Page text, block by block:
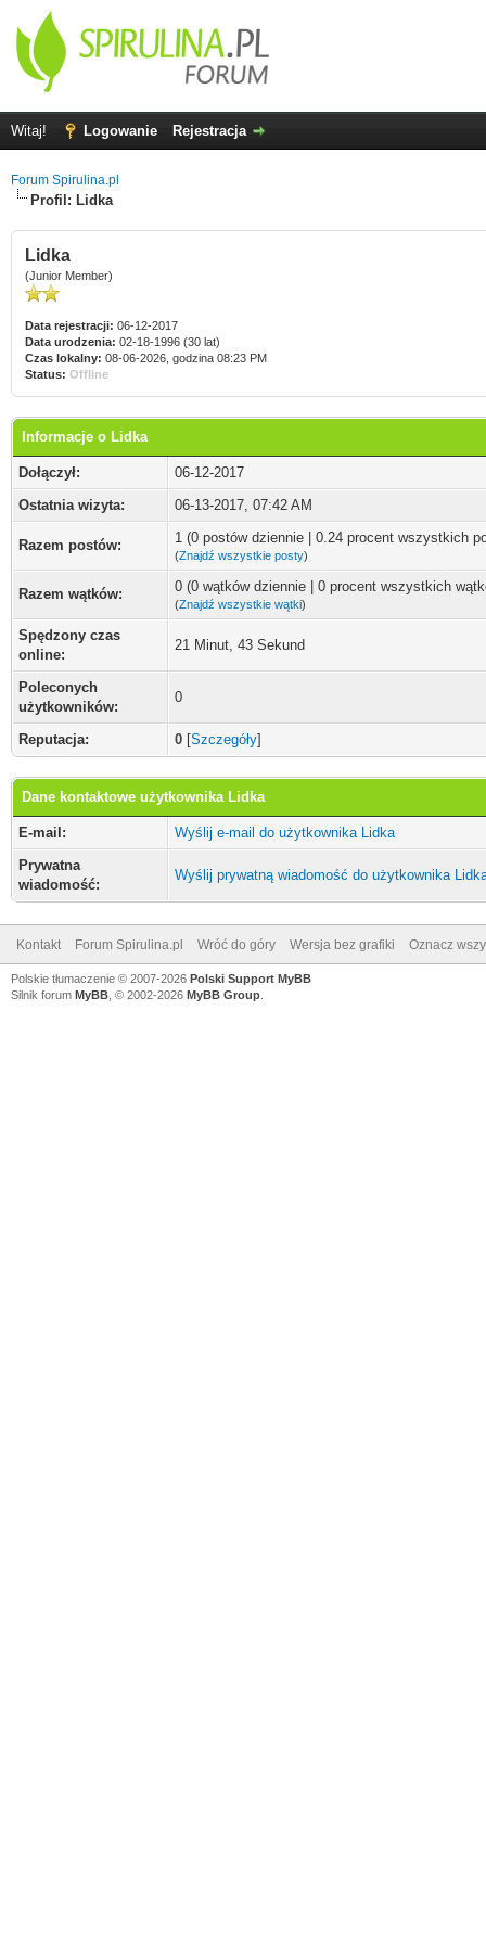
Witaj! Logowanie Rejestracja
Forum Spirulina.pl
Profil: Lidka
Lidka
(Junior Member)
Data rejestracji: 06-12-2017
Data urodzenia: 02-18-1996 (30 lat)
Czas lokalny: 08-06-2026, godzina 08:23 PM
Status: Offline
Informacje o Lidka
Dołączył:
06-12-2017
Ostatnia wizyta:
06-13-2017, 07:42 AM
Razem postów: 1 (0 postów dziennie | 0.24 procent wszystkich
(Znajdź wszystkie posty)
Razem wątków: 0 (0 wątków dziennie | 0 procent wszystkich
(Znajdź wszystkie wątki)
Spędzony czas
online:
21 Minut, 43 Sekund
Poleconych
użytkowników:
0
Reputacja: 0 [Szczegóły]
Dane kontaktowe użytkownika Lidka
E-mail:
Wyślij e-mail do użytkownika Lidka
Prywatna
wiadomość:
Wyślij prywatną wiadomość do użytkownika
Kontakt Forum Spirulina.pl Wróć do góry Wersja bez grafiki Oznacz
Polskie tłumaczenie © 2007-2026 Polski Support MyBB
Silnik forum MyBB , © 2002-2026 MyBB Group